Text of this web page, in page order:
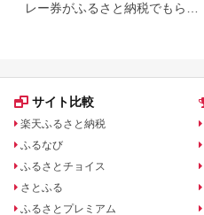
レー券がふるさと納税でもらえ
サイト比較
楽天ふるさと納税
ふるなび
ふるさとチョイス
さとふる
ふるさとプレミアム